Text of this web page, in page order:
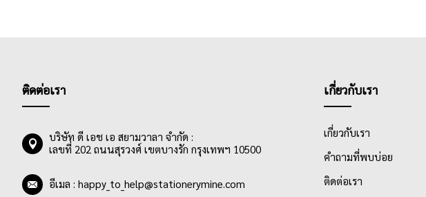
ติดต่อเรา
บริษัท ดี เอช เอ สยามวาลา จำกัด :
เลขที่ 202 ถนนสุรวงศ์ เขตบางรัก กรุงเทพฯ 10500
อีเมล : happy_to_help@stationerymine.com
เกี่ยวกับเรา
เกี่ยวกับเรา
คำถามที่พบบ่อย
ติดต่อเรา